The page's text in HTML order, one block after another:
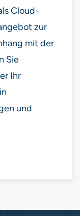
Cloud-
zur
mit der
Sie
Ihr
und